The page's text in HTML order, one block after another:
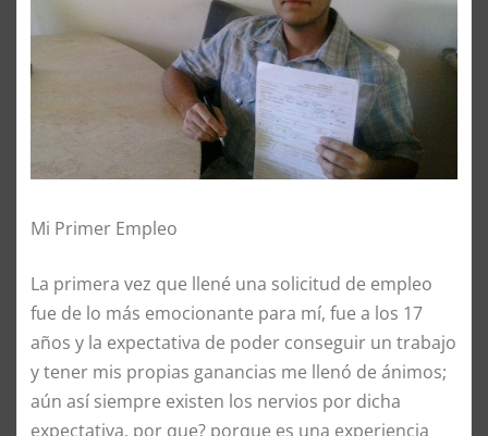
Mi Primer Empleo
La primera vez que llené una solicitud de empleo
fue de lo más emocionante para mí, fue a los 17
años y la expectativa de poder conseguir un trabajo
y tener mis propias ganancias me llenó de ánimos;
aún así siempre existen los nervios por dicha
expectativa, por que? porque es una experiencia